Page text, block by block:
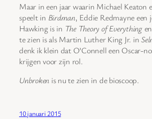
Maar in een jaar waarin Michael Keaton
speelt in Birdman, Eddie Redmayne een
Hawking is in The Theory of Everything
te zien is als Martin Luther King Jr. in
denk ik klein dat O’Connell een Oscar-
krijgen voor zijn rol.
Unbroken is nu te zien in de bioscoop.
10 januari 2015